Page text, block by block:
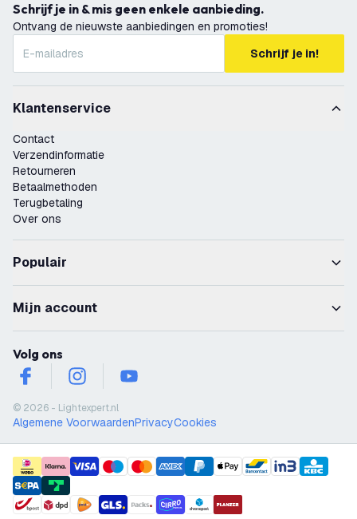
Schrijf je in & mis geen enkele aanbieding.
Ontvang de nieuwste aanbiedingen en promoties!
Schrijf je in!
Klantenservice
Contact
Verzendinformatie
Retourneren
Betaalmethoden
Terugbetaling
Over ons
Populair
Mijn account
Volg ons
facebookinstagramyoutube
© 2026 - Lightexpert.nl
Algemene VoorwaardenPrivacyCookies
payment methods
shipment methods